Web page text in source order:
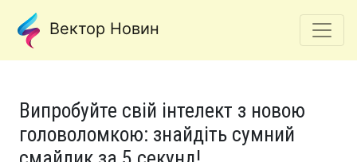
Вектор Новин
Випробуйте свій інтелект з новою
головоломкою: знайдіть сумний